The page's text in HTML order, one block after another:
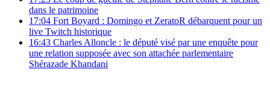
dans le patrimoine
17:04 Fort Boyard : Domingo et ZeratoR débarquent pour un
live Twitch historique
16:43 Charles Alloncle : le député visé par une enquête pour
une relation supposée avec son attachée parlementaire
Shérazade Khandani